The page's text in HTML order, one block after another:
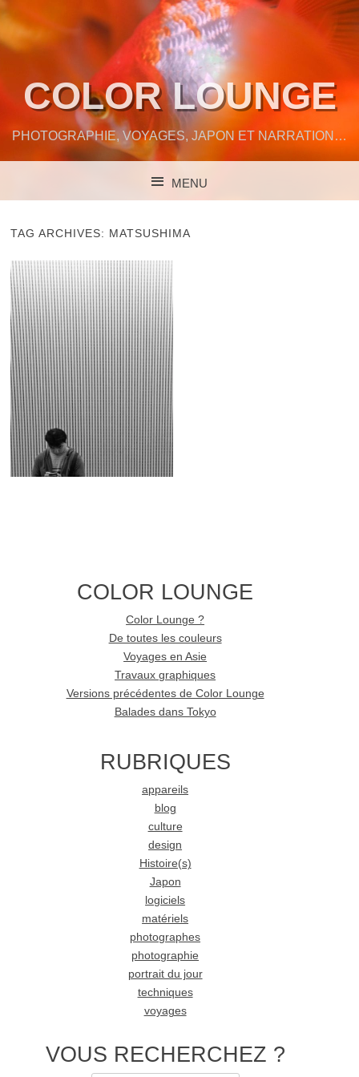
COLOR LOUNGE
PHOTOGRAPHIE, VOYAGES, JAPON ET NARRATION…
MENU
TAG ARCHIVES: MATSUSHIMA
COLOR LOUNGE
Color Lounge ?
De toutes les couleurs
Voyages en Asie
Travaux graphiques
Versions précédentes de Color Lounge
Balades dans Tokyo
RUBRIQUES
appareils
blog
culture
design
Histoire(s)
Japon
logiciels
matériels
photographes
photographie
portrait du jour
techniques
voyages
VOUS RECHERCHEZ ?